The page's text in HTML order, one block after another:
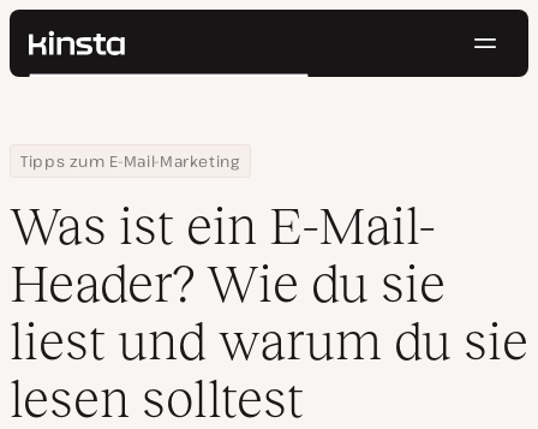
Kinsta®
Preise
Kontakt
Suchen
Home
Ressourcen Center
Tipps zum E-Mail-Marketing
Was ist ein E-Mail-Header? Wie du sie liest und warum du sie
Was ist ein E-Mail-
Header? Wie du sie
liest und warum du sie
lesen solltest